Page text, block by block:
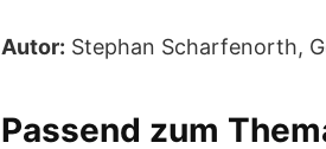
Autor: Stephan Scharfenorth,
Passend zum